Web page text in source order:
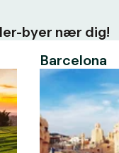
byer nær dig!
Barcelona